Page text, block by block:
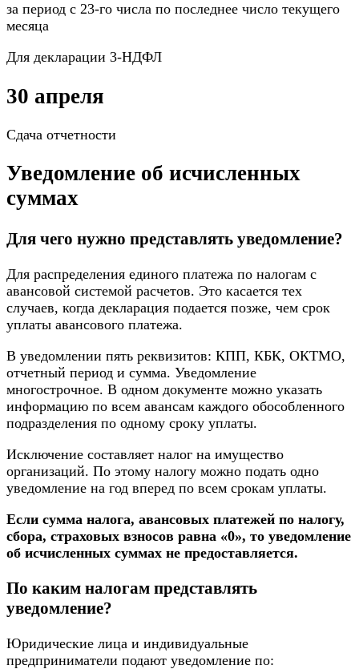
за период с 23-го числа по последнее число текущего
месяца
Для декларации 3-НДФЛ
30 апреля
Сдача отчетности
Уведомление об исчисленных
суммах
Для чего нужно представлять уведомление?
Для распределения единого платежа по налогам с
авансовой системой расчетов. Это касается тех
случаев, когда декларация подается позже, чем срок
уплаты авансового платежа.
В уведомлении пять реквизитов: КПП, КБК, ОКТМО,
отчетный период и сумма. Уведомление
многострочное. В одном документе можно указать
информацию по всем авансам каждого обособленного
подразделения по одному сроку уплаты.
Исключение составляет налог на имущество
организаций. По этому налогу можно подать одно
уведомление на год вперед по всем срокам уплаты.
Если сумма налога, авансовых платежей по налогу,
сбора, страховых взносов равна «0», то уведомление
об исчисленных суммах не предоставляется.
По каким налогам представлять
уведомление?
Юридические лица и индивидуальные
предприниматели подают уведомление по: